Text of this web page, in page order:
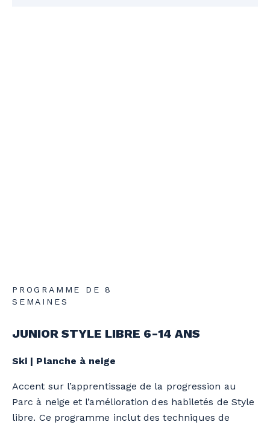
PROGRAMME DE 8
SEMAINES
JUNIOR STYLE LIBRE 6-14 ANS
Ski | Planche à neige
Accent sur l’apprentissage de la progression au
Parc à neige et l’amélioration des habiletés de Style
libre. Ce programme inclut des techniques de